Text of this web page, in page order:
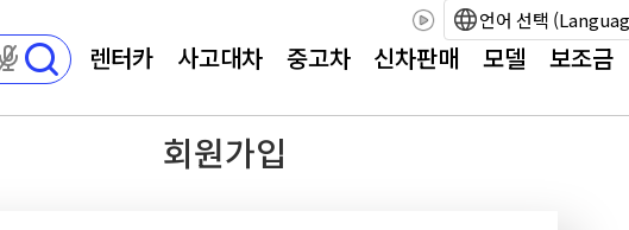
이크 권한이 필요합니다
언어 선택
렌터카 사고대차 중고차 신차판매 모델 보조금
회원가입